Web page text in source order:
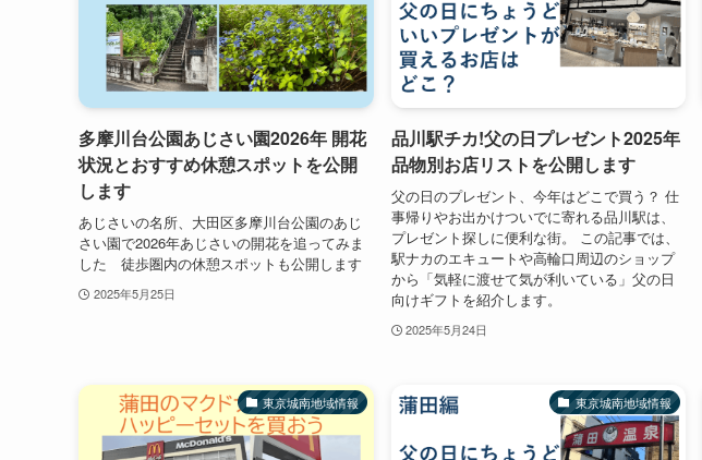
多摩川台公園あじさい園2026年 開花
状況とおすすめ休憩スポットを公開
します
あじさいの名所、大田区多摩川台公園のあじ
さい園で2026年あじさいの開花を追ってみま
した 徒歩圏内の休憩スポットも公開します
2025年5月25日
品川駅チカ!父の日プレゼント2025年
品物別お店リストを公開します
父の日のプレゼント、今年はどこで買う？ 仕
事帰りやお出かけついでに寄れる品川駅は、
プレゼント探しに便利な街。 この記事では、
駅ナカのエキュートや高輪口周辺のショップ
から「気軽に渡せて気が利いている」父の日
向けギフトを紹介します。
2025年5月24日
東京城南地域情報 東京城南地域情報